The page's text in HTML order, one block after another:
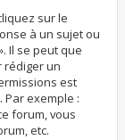
sur le
à un sujet ou
Il se peut que
rédiger un
est
Par exemple :
forum, vous
etc.